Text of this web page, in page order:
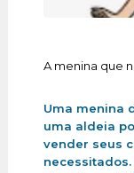
Uma menina
uma aldeia
vender seus